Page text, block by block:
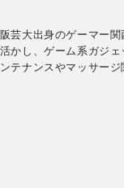
芸大出身のゲーマー関
かし、ゲーム系ガジェ
テナンスやマッサージ